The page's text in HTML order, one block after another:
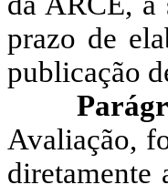
prazo de
publicação
Avaliação,
diretamente